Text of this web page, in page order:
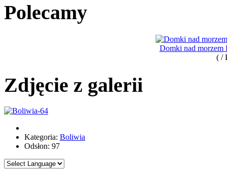
Polecamy
Domki nad
( /
Zdjęcie z galerii
Kategoria: Boliwia
Odsłon: 97